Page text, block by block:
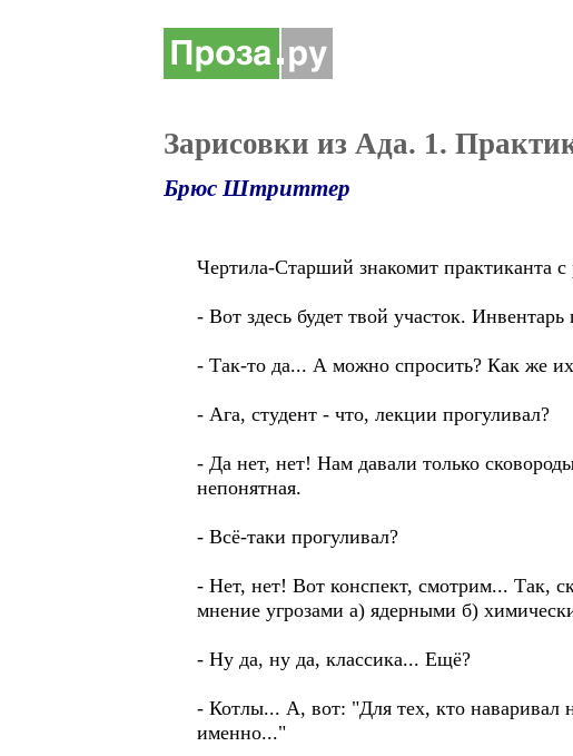
Зарисовки из Ада. 1.
Брюс Штриттер
Чертила-Старший знакомит практиканта
- Вот здесь будет твой участок.
- Так-то да... А можно спросить? Как же их
- Ага, студент - что, лекции прогуливал?
- Да нет, нет! Нам давали только
непонятная.
- Всё-таки прогуливал?
- Нет, нет! Вот конспект, смотрим... Так,
мнение угрозами а) ядерными б)
- Ну да, ну да, классика... Ещё?
- Котлы... А, вот: "Для тех, кто наваривал
именно..."